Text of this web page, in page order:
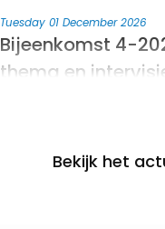
Tuesday 01 December 2026
Bijeenkomst 4-
thema en
Bekijk het